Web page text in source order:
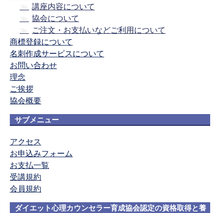
講座内容について
協会について
ご注文・お支払いなどご利用について
商標登録について
名刺作成サービスについて
お問い合わせ
理念
ご挨拶
協会概要
サブメニュー
アクセス
お申込みフォーム
お支払一覧
受講規約
会員規約
ダイエット心理カウンセラー育成協会認定の資格取得と養